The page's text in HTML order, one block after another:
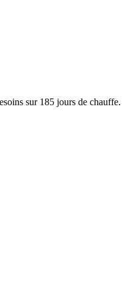
sur 185 jours de chauffe.